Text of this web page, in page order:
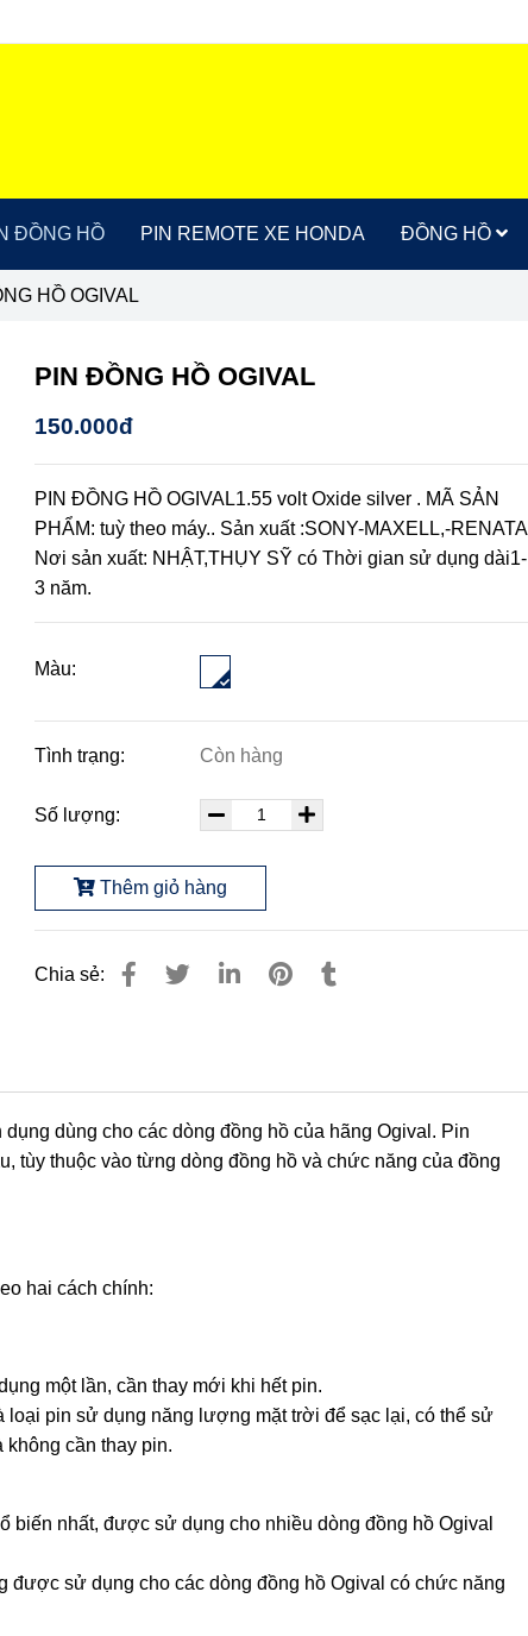
ĐỒNG HỒ PIN REMOTE XE HONDA ĐỒNG HỒ
HỒ OGIVAL
PIN ĐỒNG HỒ OGIVAL
150.000đ
PIN ĐỒNG HỒ OGIVAL1.55 volt Oxide silver . MÃ SẢN
PHẨM: tuỳ theo máy.. Sản xuất :SONY-MAXELL,-RENATA
Nơi sản xuất: NHẬT,THỤY SỸ có Thời gian sử dụng dài1-
3 năm.
Màu:
Tình trạng: Còn hàng
Số lượng:
Thêm giỏ hàng
Chia sẻ:
dụng dùng cho các dòng đồng hồ của hãng Ogival. Pin
tùy thuộc vào từng dòng đồng hồ và chức năng của đồng
hai cách chính:
một lần, cần thay mới khi hết pin.
loại pin sử dụng năng lượng mặt trời để sạc lại, có thể sử
cần thay pin.
biến nhất, được sử dụng cho nhiều dòng đồng hồ Ogival
được sử dụng cho các dòng đồng hồ Ogival có chức năng